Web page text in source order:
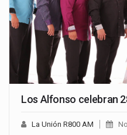
Los Alfonso celebran
La Unión R800 AM